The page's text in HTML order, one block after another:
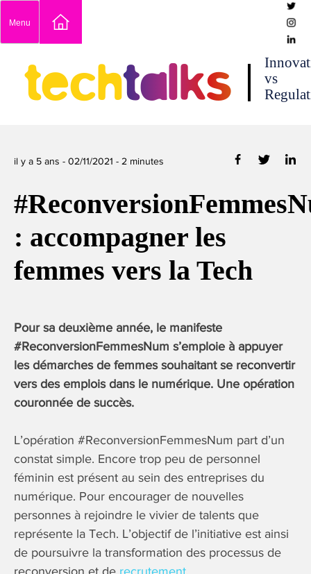
content
Menu
techtalks
vs
il y a 5 ans - 02/11/2021 - 2 minutes
: accompagner les
femmes vers la Tech
Pour sa deuxième année, le manifeste
#ReconversionFemmesNum s’emploie à appuyer
les démarches de femmes souhaitant se reconvertir
vers des emplois dans le numérique. Une opération
couronnée de succès.
L’opération #ReconversionFemmesNum part d’un
constat simple. Encore trop peu de personnel
féminin est présent au sein des entreprises du
numérique. Pour encourager de nouvelles
personnes à rejoindre le vivier de talents que
représente la Tech. L’objectif de l’initiative est ainsi
de poursuivre la transformation des processus de